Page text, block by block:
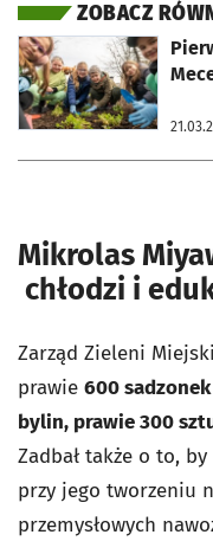
ZOBACZ
otworzy się w nowej karcie
Mikrolas
chłodzi i
Zarząd Zieleni
prawie 600
bylin, prawie 300
Zadbał także o to,
przy jego tworzeniu
przemysłowych